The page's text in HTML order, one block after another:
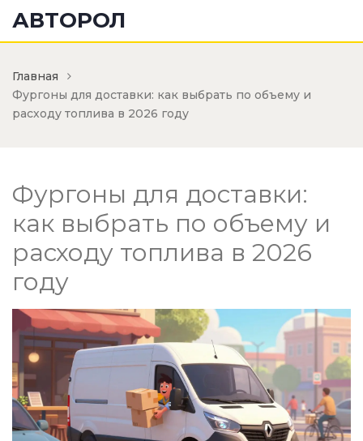
АВТОРОЛ
Главная
Фургоны для доставки: как выбрать по объему и
расходу топлива в 2026 году
Фургоны для доставки:
как выбрать по объему и
расходу топлива в 2026
году